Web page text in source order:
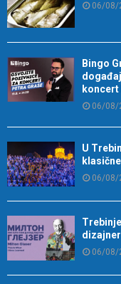
06/08/
Bingo
koncert
06/08/
U
06/08/
06/08/